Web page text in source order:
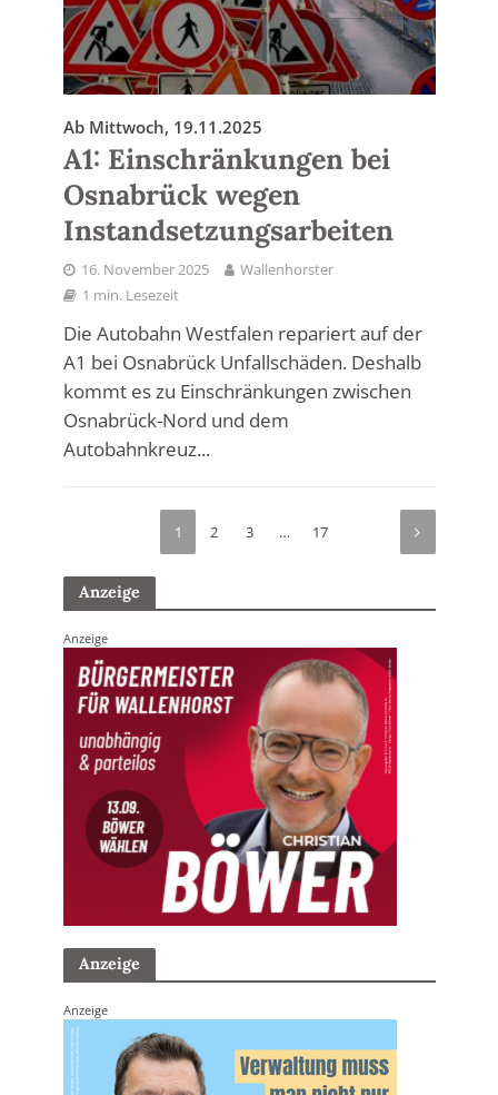
Ab Mittwoch, 19.11.2025
A1: Einschränkungen bei
Osnabrück wegen
Instandsetzungsarbeiten
16. November 2025
Wallenhorster
1 min. Lesezeit
Die Autobahn Westfalen repariert auf der
A1 bei Osnabrück Unfallschäden. Deshalb
kommt es zu Einschränkungen zwischen
Osnabrück-Nord und dem
Autobahnkreuz...
1 2 3 … 17
Anzeige
Anzeige
Anzeige
Anzeige